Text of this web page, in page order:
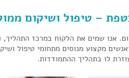
– טיפול ושיקום
אנו שמים את הלקוח במרכז
מקצוע מנוסים מתחומי טיפול
לו בתהליך ההתמודדות.